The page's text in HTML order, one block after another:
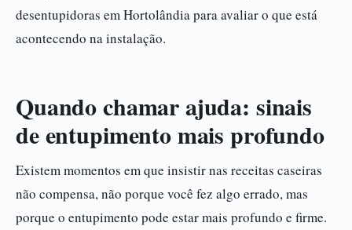
desentupidoras em Hortolândia para avaliar o que está
acontecendo na instalação.
Quando chamar ajuda: sinais
de entupimento mais profundo
Existem momentos em que insistir nas receitas caseiras
não compensa, não porque você fez algo errado, mas
porque o entupimento pode estar mais profundo e firme.